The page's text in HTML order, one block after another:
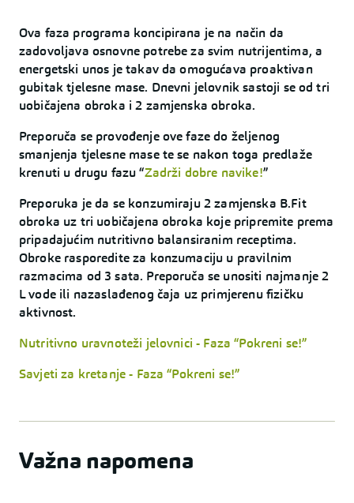
Ova faza programa koncipirana je na način da
zadovoljava osnovne potrebe za svim nutrijentima, a
energetski unos je takav da omogućava proaktivan
gubitak tjelesne mase. Dnevni jelovnik sastoji se od tri
uobičajena obroka i 2 zamjenska obroka.
Preporuča se provođenje ove faze do željenog
smanjenja tjelesne mase te se nakon toga predlaže
krenuti u drugu fazu “Zadrži dobre navike!”
Preporuka je da se konzumiraju 2 zamjenska B.Fit
obroka uz tri uobičajena obroka koje pripremite prema
pripadajućim nutritivno balansiranim receptima.
Obroke rasporedite za konzumaciju u pravilnim
razmacima od 3 sata. Preporuča se unositi najmanje 2
L vode ili nazaslađenog čaja uz primjerenu fizičku
aktivnost.
Nutritivno uravnoteži jelovnici - Faza “Pokreni se!”
Savjeti za kretanje - Faza “Pokreni se!”
Važna napomena